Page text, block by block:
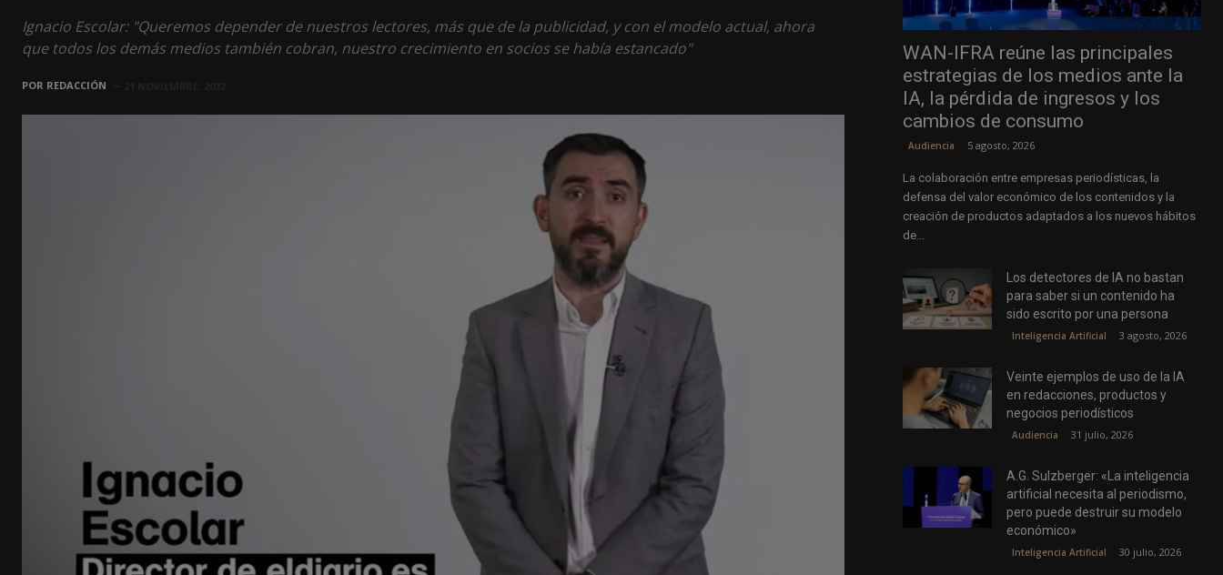
Ignacio Escolar: "Queremos depender de nuestros lectores, más que de la publicidad, y con el modelo actual, ahora
que todos los demás medios también cobran, nuestro crecimiento en socios se había estancado"
POR REDACCIÓN
WAN-IFRA reúne las principales
estrategias de los medios ante la
IA, la pérdida de ingresos y los
cambios de consumo
Audiencia 5 agosto, 2026
La colaboración entre empresas periodísticas, la
defensa del valor económico de los contenidos y la
creación de productos adaptados a los nuevos hábitos
de...
Los detectores de IA no bastan
para saber si un contenido ha
sido escrito por una persona
Inteligencia Artificial 3 agosto, 2026
Veinte ejemplos de uso de la IA
en redacciones, productos y
negocios periodísticos
Audiencia 31 julio, 2026
A.G. Sulzberger: «La inteligencia
artificial necesita al periodismo,
pero puede destruir su modelo
económico»
Inteligencia Artificial 30 julio, 2026